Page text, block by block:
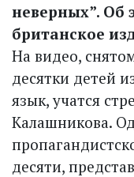
неверных”. Об
британское
На видео,
десятки детей
язык, учатся
Калашникова.
десяти,